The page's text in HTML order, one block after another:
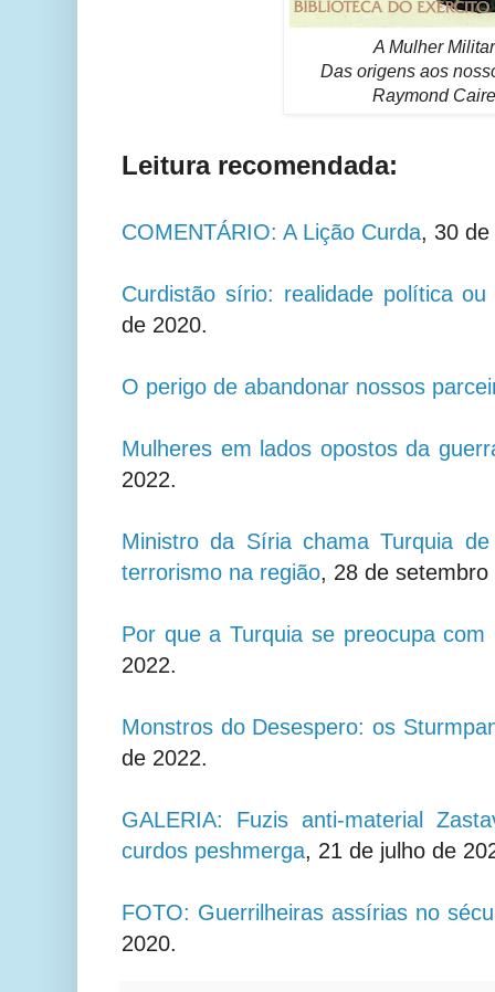
A Mulher
Das origens aos
Raymond
Leitura recomendada:
COMENTÁRIO: A Lição Curda, 30
Curdistão sírio: realidade política ou
de 2020.
O perigo de abandonar nossos
Mulheres em lados opostos da
2022.
Ministro da Síria chama Turquia
terrorismo na região, 28 de setembro
Por que a Turquia se preocupa com
2022.
Monstros do Desespero: os
de 2022.
GALERIA: Fuzis anti-material
curdos peshmerga, 21 de julho de
FOTO: Guerrilheiras assírias no
2020.